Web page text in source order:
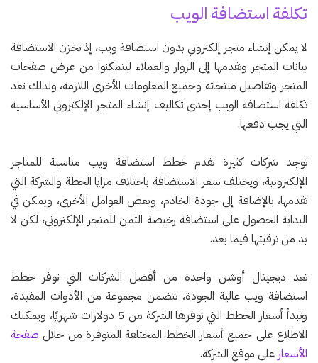
تكلفة استضافة الويب
لا يمكن إنشاء متجر إلكتروني بدون استضافة ويب، إذ تخزن الاستضافة
بيانات المتجر وتقدمها إلى الزوار والعملاء ليتمكنوا من عرض صفحات
المتجر وتفاصيل منتجاته وجميع المعلومات الأخرى اللازمة، ولذلك تعد
تكلفة استضافة الويب إحدى تكاليف إنشاء المتجر الإلكتروني الأساسية
التي يجب دفعها.
توجد شركات كثيرة تقدم خطط استضافة ويب مناسبة للمتاجر
الإلكترونية، ويختلف سعر الاستضافة باختلاف مزايا الخطة والشركة التي
تقدمها، بالإضافة إلى جودة الخادم، وبعض العوامل الأخرى، ويمكن في
البداية الحصول على استضافة رخيصة الثمن للمتجر الإلكتروني، لكن لا
بد من ترقيتها فيما بعد.
تعد ديجيتال أوشن واحدة من أفضل الشركات التي توفر خطط
استضافة ويب عالية الجودة، تتضمن مجموعة من الأدوات المفيدة،
وتبدأ أسعار الخطط التي توفرها الشركة من 5 دولارات شهريًا، ويمكنك
الاطلاع على جميع أسعار الخطط المختلفة المتوفرة من خلال صفحة
الأسعار على موقع الشركة.